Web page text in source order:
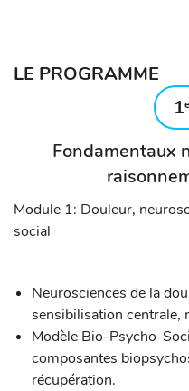
LE PROGRAMME
1
Fondamentaux
Module 1: Douleur,
social
Neurosciences de la
sensibilisation centrale,
Modèle Bio-Psycho-
composantes
récupération.